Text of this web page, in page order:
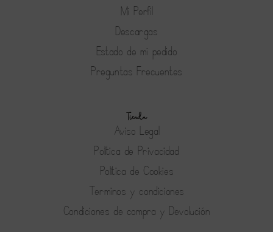
Mi Perfil
Descargas
Estado de mi pedido
Preguntas Frecuentes
Tienda
Aviso Legal
Política de Privacidad
Política de Cookies
Terminos y condiciones
Condiciones de compra y Devolución